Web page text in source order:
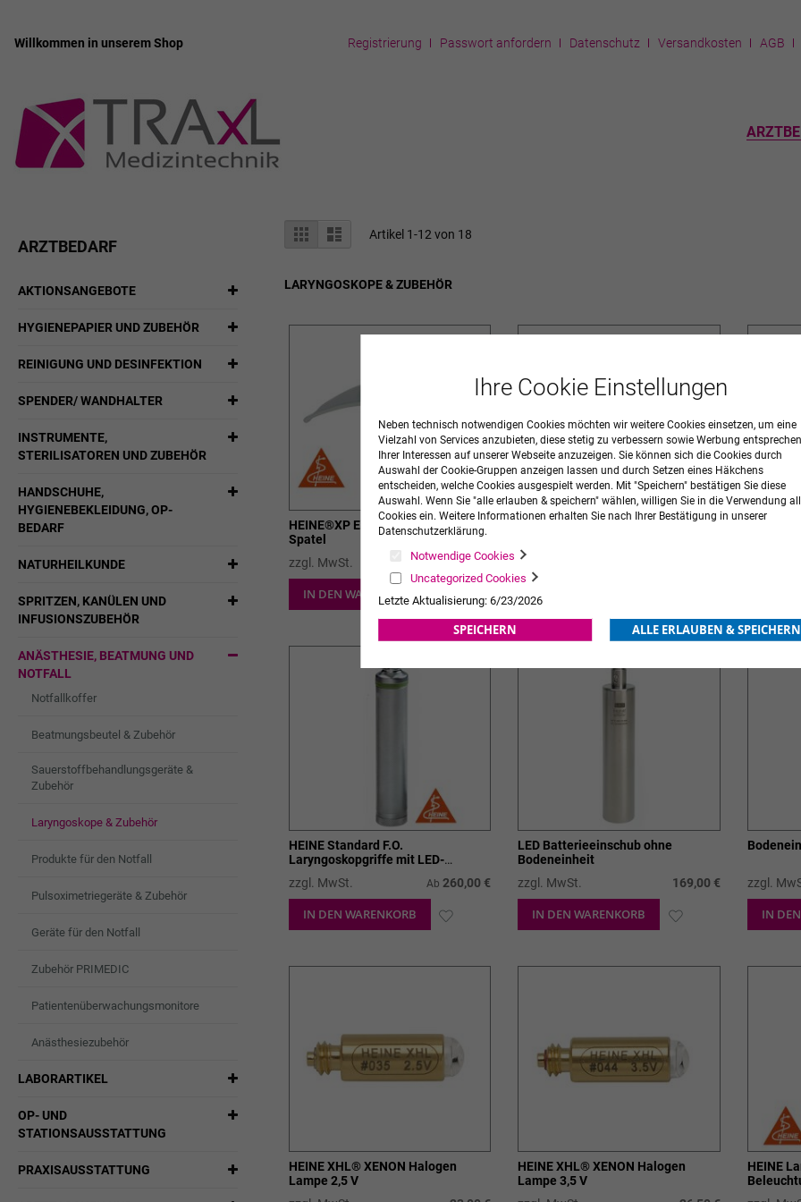
Zum
Willkommen in unserem Shop Registrierung Passwort anfordern Datenschutz Versandkosten AGB
Anzeigen
als
Liste Liste Artikel 1-12 von 18
LARYNGOSKOPE & ZUBEHÖR
HEINE®XP Einmalgebrauchs-
Spatel
zzgl. MwSt.
Ab104,00 €
IN DEN WARENKORB ZUR
WUNSCHLISTE
HEINE Classic+® Fiber Optik Spatel
zzgl. MwSt.
IN DEN WARENKORB
WUNSCHLISTE
HEINE
IN
HEINE Standard F.O.
Laryngoskopgriffe mit LED-
Beleuchtung
zzgl. MwSt. Ab260,00 €
IN DEN WARENKORB
LED Batterieeinschub ohne
Bodeneinheit
zzgl. MwSt.
169,00 €
IN DEN WARENKORB ZUR
zzgl.
IN
HEINE XHL® XENON Halogen
Lampe 2,5 V
HEINE XHL® XENON Halogen
Lampe 3,5 V
HEINE
ARZTBEDARF
AKTIONSANGEBOTE
HYGIENEPAPIER UND ZUBEHÖR
REINIGUNG UND DESINFEKTION
SPENDER/ WANDHALTER
INSTRUMENTE,
STERILISATOREN UND ZUBEHÖR
HANDSCHUHE,
HYGIENEBEKLEIDUNG, OP-
BEDARF
NATURHEILKUNDE
SPRITZEN, KANÜLEN UND
INFUSIONSZUBEHÖR
ANÄSTHESIE, BEATMUNG UND
NOTFALL
Notfallkoffer
Beatmungsbeutel & Zubehör
Sauerstoffbehandlungsgeräte &
Zubehör
Laryngoskope & Zubehör
Produkte für den Notfall
Pulsoximetriegeräte & Zubehör
Geräte für den Notfall
Zubehör PRIMEDIC
Patientenüberwachungsmonitore
Anästhesiezubehör
LABORARTIKEL
OP- UND
STATIONSAUSSTATTUNG
PRAXISAUSSTATTUNG
Ihre Cookie Einstellungen
Neben technisch notwendigen Cookies möchten wir weitere Cookies einsetzen, um eine
Vielzahl von Services anzubieten, diese stetig zu verbessern sowie Werbung
Ihrer Interessen auf unserer Webseite anzuzeigen. Sie können sich die Cookies durch
Auswahl der Cookie-Gruppen anzeigen lassen und durch Setzen eines Häkchens
entscheiden, welche Cookies ausgespielt werden. Mit "Speichern" bestätigen Sie diese
Auswahl. Wenn Sie "alle erlauben & speichern" wählen, willigen Sie in die Verwendung
Cookies ein. Weitere Informationen erhalten Sie nach Ihrer Bestätigung in unserer
Datenschutzerklärung.
Notwendige Cookies
Uncategorized Cookies
Letzte Aktualisierung: 6/23/2026
SPEICHERN ALLE ERLAUBEN & SPEICHERN